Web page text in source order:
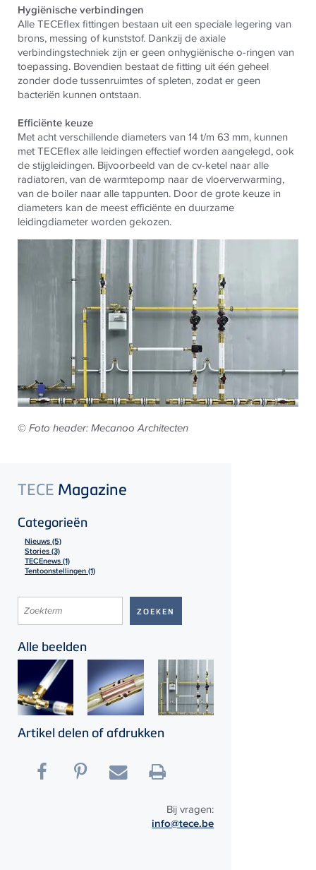
Hygiënische verbindingen
Alle TECEflex fittingen bestaan uit een speciale legering van
brons, messing of kunststof. Dankzij de axiale
verbindingstechniek zijn er geen onhygiënische o-ringen van
toepassing. Bovendien bestaat de fitting uit één geheel
zonder dode tussenruimtes of spleten, zodat er geen
bacteriën kunnen ontstaan.
Efficiënte keuze
Met acht verschillende diameters van 14 t/m 63 mm, kunnen
met TECEflex alle leidingen effectief worden aangelegd, ook
de stijgleidingen. Bijvoorbeeld van de cv-ketel naar alle
radiatoren, van de warmtepomp naar de vloerverwarming,
van de boiler naar alle tappunten. Door de grote keuze in
diameters kan de meest efficiënte en duurzame
leidingdiameter worden gekozen.
©Foto header: Mecanoo Architecten
TECE Magazine
Categorieën
Nieuws (5)
Stories (3)
TECEnews (1)
Tentoonstellingen (1)
Alle beelden
Artikel delen of afdrukken
Bij vragen:
info@tece.be